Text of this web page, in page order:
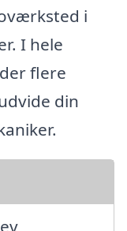
i
I hele
flere
din